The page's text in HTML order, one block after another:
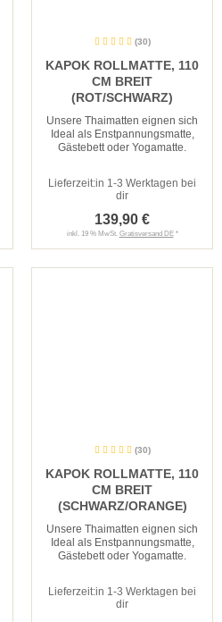
(30)
KAPOK ROLLMATTE, 110
CM BREIT
(ROT/SCHWARZ)
Unsere Thaimatten eignen sich
Ideal als Enstpannungsmatte,
Gästebett oder Yogamatte.
Lieferzeit:in 1-3 Werktagen bei
dir
139,90 €
inkl. 19 % MwSt. Gratisversand DE*
(30)
KAPOK ROLLMATTE, 110
CM BREIT
(SCHWARZ/ORANGE)
Unsere Thaimatten eignen sich
Ideal als Enstpannungsmatte,
Gästebett oder Yogamatte.
Lieferzeit:in 1-3 Werktagen bei
dir